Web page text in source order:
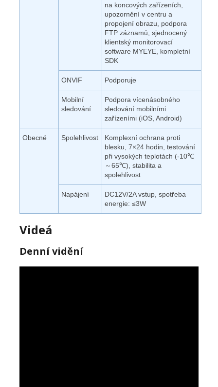
na koncových zařízeních,
upozornění v centru a
propojení obrazu, podpora
FTP záznamů; sjednocený
klientský monitorovací
software MYEYE, kompletní
SDK
ONVIF Podporuje
Mobilní
sledování
Podpora vícenásobného
sledování mobilními
zařízeními (iOS, Android)
Obecné Spolehlivost
Komplexní ochrana proti
blesku, 7×24 hodin, testování
při vysokých teplotách (-10℃
～65℃), stabilita a
spolehlivost
Napájení
DC12V/2A vstup, spotřeba
energie: ≤3W
Videá
Denní vidění